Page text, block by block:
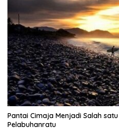
Pantai Cimaja Menjadi Salah
Pelabuhanratu